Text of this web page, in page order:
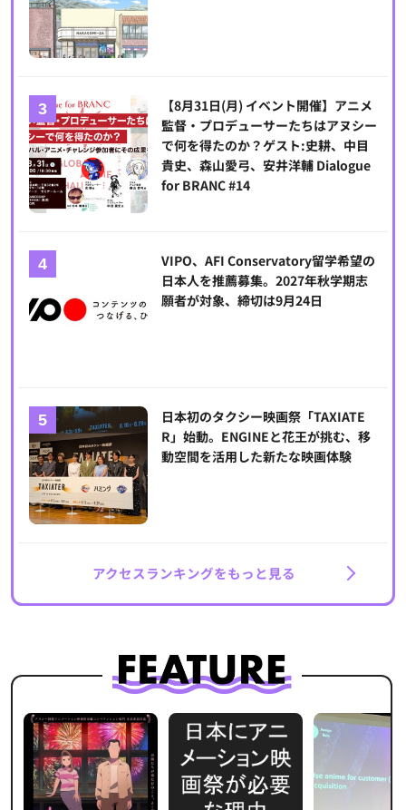
【8月31日(月) イベント開催】アニメ
監督・プロデューサーたちはアヌシー
で何を得たのか？ゲスト:史耕、中目
貴史、森山愛弓、安井洋輔 Dialogue
for BRANC #14
VIPO、AFI Conservatory留学希望の
日本人を推薦募集。2027年秋学期志
願者が対象、締切は9月24日
日本初のタクシー映画祭「TAXIATE
R」始動。ENGINEと花王が挑む、移
動空間を活用した新たな映画体験
アクセスランキングをもっと見る